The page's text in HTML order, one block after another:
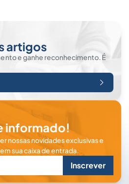
artigos
e ganhe reconhecimento. É
informado!
nossas novidades exclusivas e
sua caixa de entrada.
Inscrever